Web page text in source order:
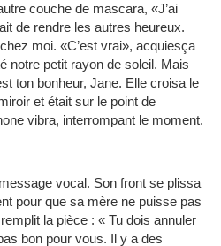
couche de mascara, «J’ai
de rendre les autres heureux.
moi. «C’est vrai», acquiesça
notre petit rayon de soleil. Mais
ton bonheur, Jane. Elle croisa le
et était sur le point de
vibra, interrompant le moment.
vocal. Son front se plissa
pour que sa mère ne puisse pas
la pièce : « Tu dois annuler
bon pour vous. Il y a des